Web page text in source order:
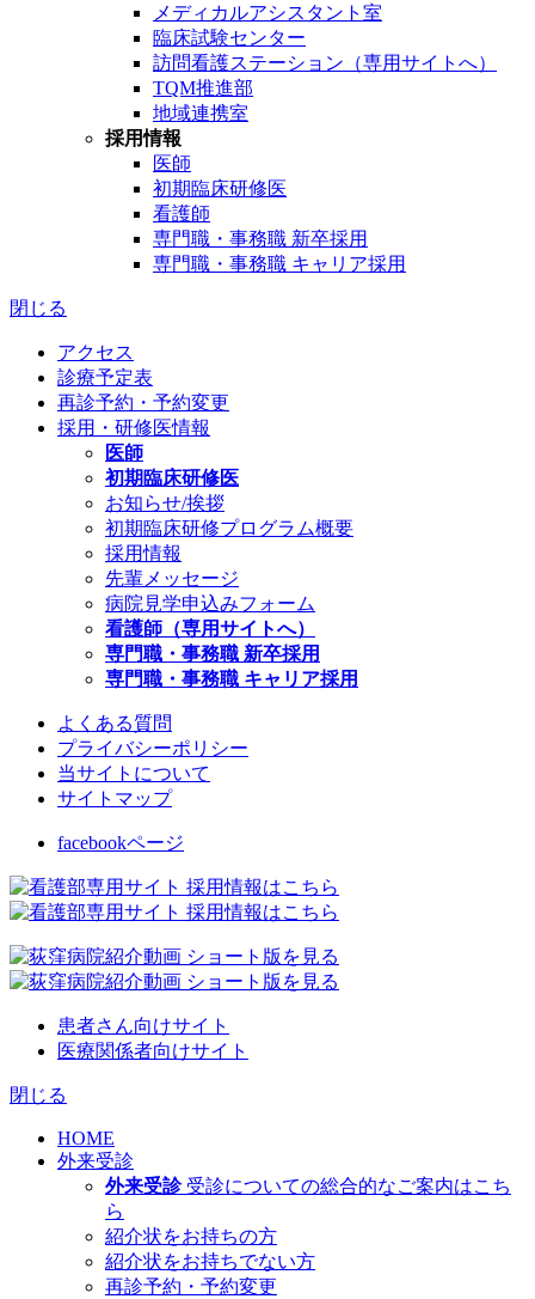
メディカルアシスタント室
臨床試験センター
訪問看護ステーション（専用サイトへ）
TQM推進部
地域連携室
採用情報
医師
初期臨床研修医
看護師
専門職・事務職 新卒採用
専門職・事務職 キャリア採用
閉じる
アクセス
診療予定表
再診予約・予約変更
採用・研修医情報
医師
初期臨床研修医
お知らせ/挨拶
初期臨床研修プログラム概要
採用情報
先輩メッセージ
病院見学申込みフォーム
看護師（専用サイトへ）
専門職・事務職 新卒採用
専門職・事務職 キャリア採用
よくある質問
プライバシーポリシー
当サイトについて
サイトマップ
facebookページ
患者さん向けサイト
医療関係者向けサイト
閉じる
HOME
外来受診
外来受診 受診についての総合的なご案内はこち
ら
紹介状をお持ちの方
紹介状をお持ちでない方
再診予約・予約変更